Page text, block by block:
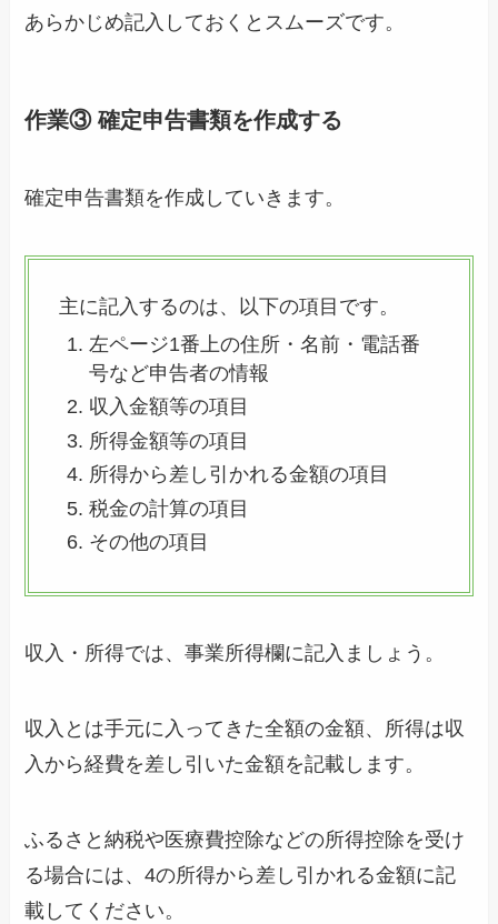
あらかじめ記入しておくとスムーズです。
作業③ 確定申告書類を作成する
確定申告書類を作成していきます。
主に記入するのは、以下の項目です。
左ページ1番上の住所・名前・電話番
号など申告者の情報
収入金額等の項目
所得金額等の項目
所得から差し引かれる金額の項目
税金の計算の項目
その他の項目
収入・所得では、事業所得欄に記入ましょう。
収入とは手元に入ってきた全額の金額、所得は収
入から経費を差し引いた金額を記載します。
ふるさと納税や医療費控除などの所得控除を受け
る場合には、4の所得から差し引かれる金額に記
載してください。